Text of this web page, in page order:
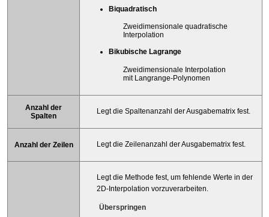
Biquadratisch
Zweidimensionale quadratische
Interpolation
Bikubische Lagrange
Zweidimensionale Interpolation
mit Langrange-Polynomen
Anzahl der
Spalten
Legt die Spaltenanzahl der Ausgabematrix fest.
Anzahl der Zeilen Legt die Zeilenanzahl der Ausgabematrix fest.
Legt die Methode fest, um fehlende Werte in der
2D-Interpolation vorzuverarbeiten.
Überspringen